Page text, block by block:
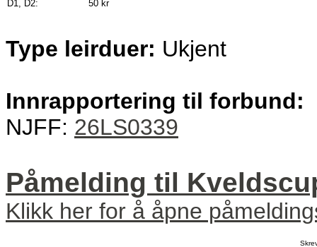
D1, D2:
50 kr
Type leirduer: Ukjent
Innrapportering til forbund:
NJFF: 26LS0339
Påmelding til
Klikk her for å åpne